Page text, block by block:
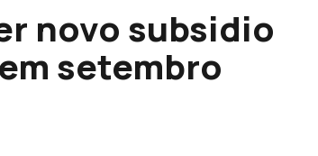
novo subsidio
setembro